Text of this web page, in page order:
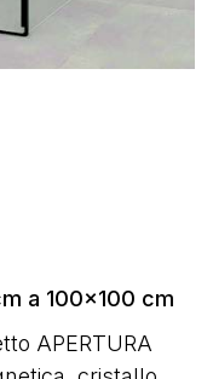
a 100x100 cm
APERTURA